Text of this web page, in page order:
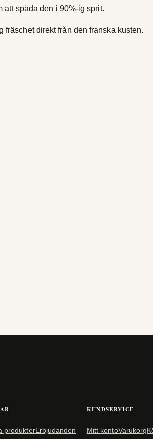
att späda den i 90%-ig sprit.
direkt från den franska kusten.
produkterErbjudanden
KUNDSERVICE
Mitt kontoVarukorg